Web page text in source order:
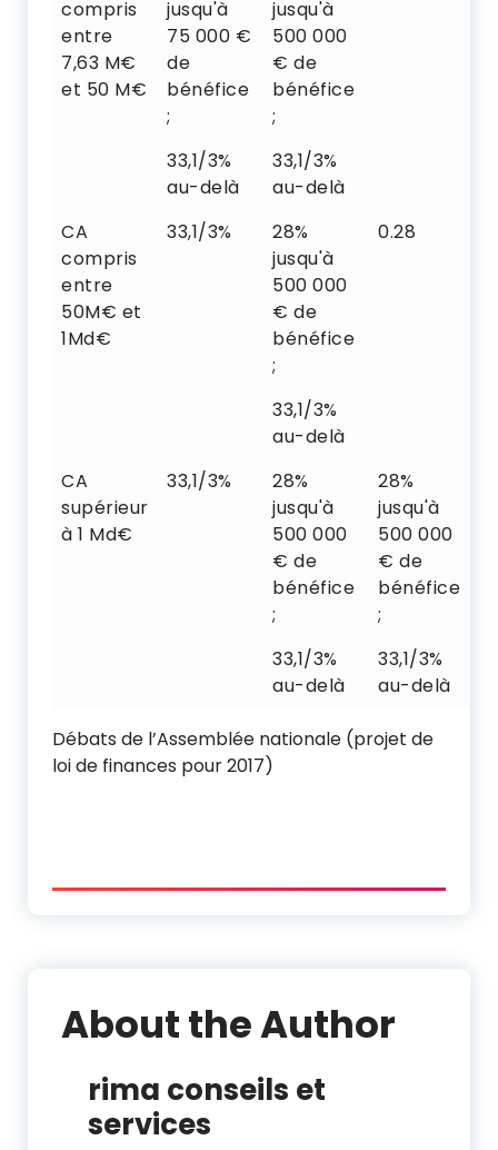
compris
entre
7,63 M€
et 50 M€
jusqu'à
75 000 €
de
bénéfice
;
jusqu'à
500 000
€ de
bénéfice
;
33,1/3%
au-delà
33,1/3%
au-delà
CA
compris
entre
50M€ et
1Md€
33,1/3%
28%
jusqu'à
500 000
€ de
bénéfice
;
0.28
33,1/3%
au-delà
CA
supérieur
à 1 Md€
33,1/3%
28%
jusqu'à
500 000
€ de
bénéfice
;
28%
jusqu'à
500 000
€ de
bénéfice
;
33,1/3%
au-delà
33,1/3%
au-delà
Débats de l’Assemblée nationale (projet de
loi de finances pour 2017)
About the Author
rima conseils et
services